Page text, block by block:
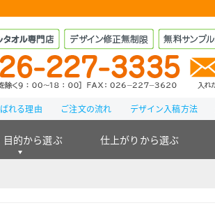
れる理由 ご注文の流れ デザイン入稿方法
目的から選ぶ 仕上がりから選ぶ